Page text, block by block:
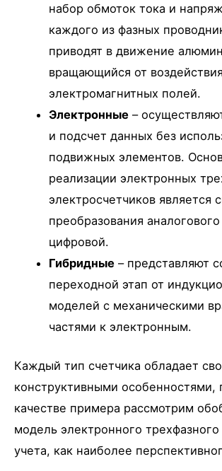
набор обмоток тока и
каждого из фазных
приводят в движение
вращающийся от воздействия
электромагнитных полей.
Электронные –
и подсчет данных без
подвижных элементов.
реализации электронных
электросчетчиков является
преобразования
цифровой.
Гибридные – представляют
переходной этап от
моделей с механическими
частями к электронным.
Каждый тип счетчика обладает
конструктивными особенностями,
качестве примера рассмотрим
модель электронного
учета, как наиболее